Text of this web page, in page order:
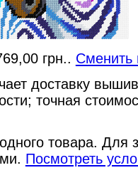
грн.. Сменить
доставку
точная
товара. Для
Посмотреть